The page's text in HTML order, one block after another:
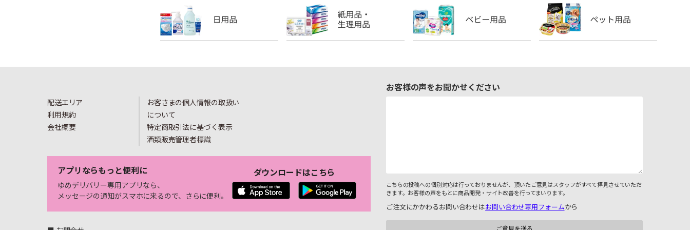
配送エリア
利用規約
会社概要
お客さまの個人情報の取扱い
について
特定商取引法に基づく表示
酒類販売管理者標識
アプリならもっと便利に
ゆめデリバリー専用アプリなら、
メッセージの通知がスマホに来るので、さらに便利。
ダウンロードはこちら
お客様の声をお聞かせください
こちらの投稿への個別対応は行っておりませんが、頂いたご意見はスタッフがすべて拝見させていただ
きます。お客様の声をもとに商品開発・サイト改善を行ってまいります。
ご注文にかかわるお問い合わせはお問い合わせ専用フォームから